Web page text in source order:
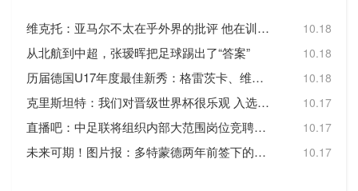
维克托：亚马尔不太在乎外界的批评 他在训练中能连过四人破门 10.18
从北航到中超，张瑷晖把足球踢出了“答案” 10.18
历届德国U17年度最佳新秀：格雷茨卡、维尔纳、维尔茨、格策在列 10.18
克里斯坦特：我们对晋级世界杯很乐观 入选国家队关键是表现出色 10.17
直播吧：中足联将组织内部大范围岗位竞聘，面临几乎“全面换血” 10.17
未来可期！图片报：多特蒙德两年前签下的厄瓜多尔小将即将加盟 10.17